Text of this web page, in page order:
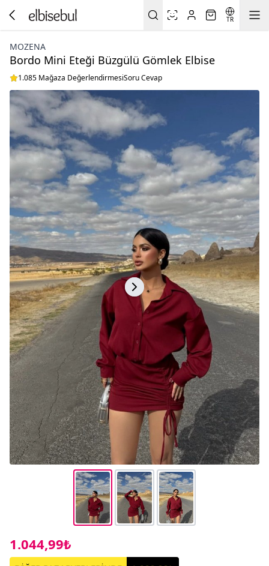
TR
MOZENA
Bordo Mini Eteği Büzgülü Gömlek Elbise
1.085 Mağaza DeğerlendirmesiSoru Cevap
1.044,99₺